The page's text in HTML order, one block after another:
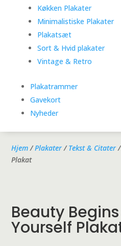
Køkken Plakater
Minimalistiske Plakater
Plakatsæt
Sort & Hvid plakater
Vintage & Retro
Plakatrammer
Gavekort
Nyheder
Hjem/Plakater/Tekst & Citater/
Plakat
Beauty
Yourself